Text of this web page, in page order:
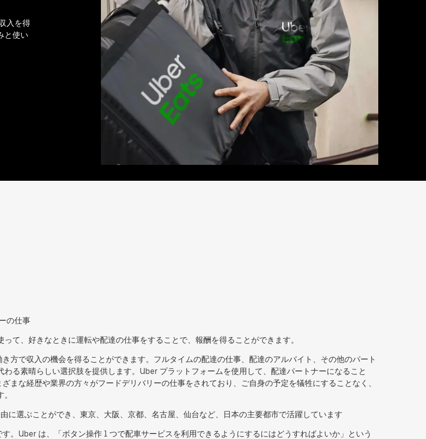
入を得
と使い
の仕事
て、好きなときに運転や配達の仕事をすることで、報酬を得ることができます。
方で収入の機会を得ることができます。フルタイムの配達の仕事、配達のアルバイト、その他のパート
る素晴らしい選択肢を提供します。Uber プラットフォームを使用して、配達パートナーになること
まな経歴や業界の方々がフードデリバリーの仕事をされており、ご自身の予定を犠牲にすることなく、
に選ぶことができ、東京、大阪、京都、名古屋、仙台など、日本の主要都市で活躍しています
。Uber は、「ボタン操作 1 つで配車サービスを利用できるようにするにはどうすればよいか」という